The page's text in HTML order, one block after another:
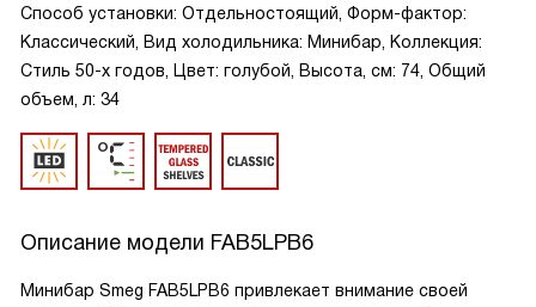
Способ установки: Отдельностоящий, Форм-фактор:
Классический, Вид холодильника: Минибар, Коллекция:
Стиль 50-х годов, Цвет: голубой, Высота, см: 74, Общий
объем, л: 34
Описание модели FAB5LPB6
Минибар Smeg FAB5LPB6 привлекает внимание своей